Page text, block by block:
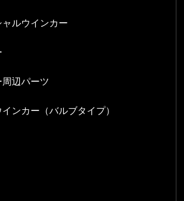
ャルウインカー
辺パーツ
ンカー（バルブタイプ）